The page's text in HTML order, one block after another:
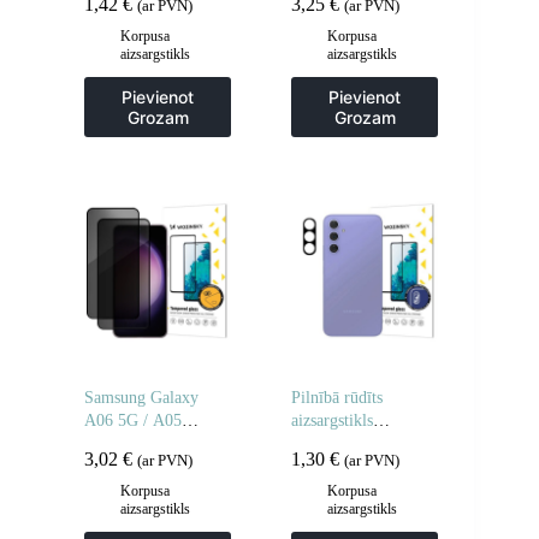
stikla – 2 gab.
(ar PVN)
Korpusa
aizsargstikls
Pievienot
Grozam
Note 14 4G
privātuma
aizsardzībai – 2 gab.
(ar PVN)
Korpusa
aizsargstikls
Pievienot
Grozam
Samsung Galaxy
A06 5G / A05
stikls privātuma
aizsardzībai – 2 gab.
3,02 € (ar PVN)
Korpusa
aizsargstikls
Pilnībā rūdīts
aizsargstikls
Edge pilnai kamerai
1,30€ (ar PVN)
Korpusa
aizsargstikls